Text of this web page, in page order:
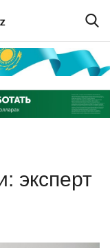
эксперт